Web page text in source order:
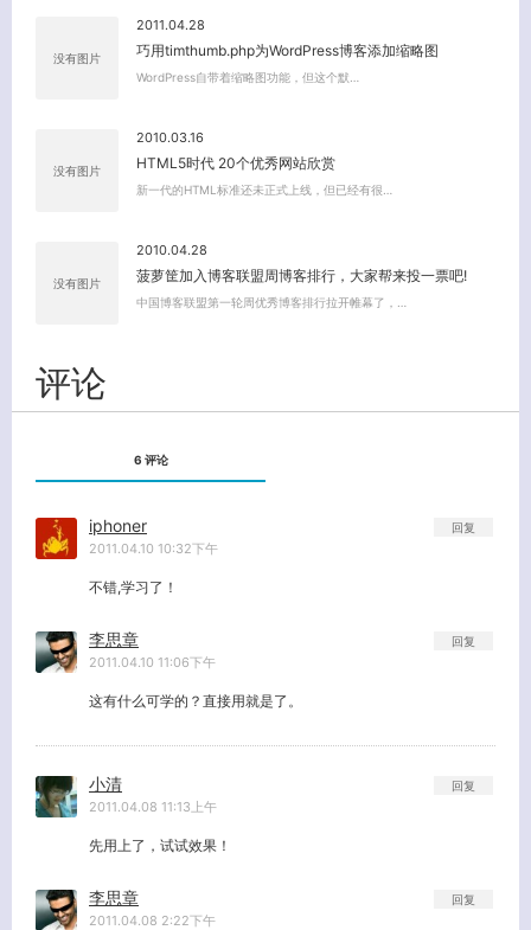
没有图片
2011.04.28
巧用timthumb.php为WordPress博客添加缩略图
WordPress自带着缩略图功能，但这个默…
没有图片
2010.03.16
HTML5时代 20个优秀网站欣赏
新一代的HTML标准还未正式上线，但已经有很…
没有图片
2010.04.28
菠萝筐加入博客联盟周博客排行，大家帮来投一票吧!
中国博客联盟第一轮周优秀博客排行拉开帷幕了，…
评论
6 评论
iphoner
2011.04.10 10:32下午
不错,学习了！
回复
李思章
2011.04.10 11:06下午
这有什么可学的？直接用就是了。
回复
小清
2011.04.08 11:13上午
先用上了，试试效果！
回复
李思章
2011.04.08 2:22下午
回复